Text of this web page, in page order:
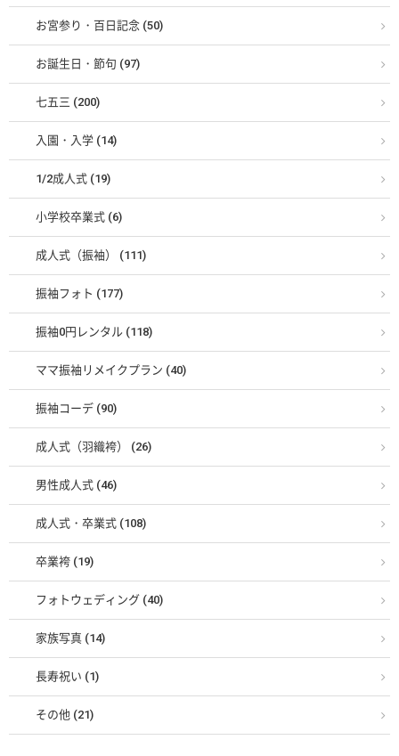
お宮参り・百日記念 (50)
お誕生日・節句 (97)
七五三 (200)
入園・入学 (14)
1/2成人式 (19)
小学校卒業式 (6)
成人式（振袖） (111)
振袖フォト (177)
振袖0円レンタル (118)
ママ振袖リメイクプラン (40)
振袖コーデ (90)
成人式（羽織袴） (26)
男性成人式 (46)
成人式・卒業式 (108)
卒業袴 (19)
フォトウェディング (40)
家族写真 (14)
長寿祝い (1)
その他 (21)